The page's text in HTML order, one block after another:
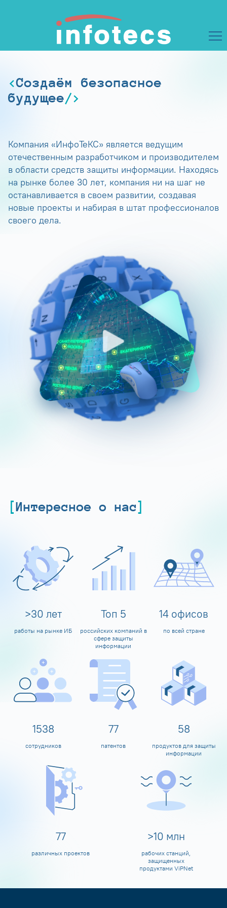
Создаём безопасное
будущее
Компания «ИнфоТеКС» является ведущим
отечественным разработчиком и производителем
в области средств защиты информации. Находясь
на рынке более 30 лет, компания ни на шаг не
останавливается в своем развитии, создавая
новые проекты и набирая в штат профессионалов
своего дела.
Интересное о нас
>30 лет
работы на рынке ИБ
Топ 5
российских компаний в
сфере защиты
информации
14 офисов
по всей стране
1600
сотрудников
80
патентов
60
продуктов для защиты
информации
80
различных проектов
>10 млн
рабочих станций,
защищенных
продуктами ViPNet